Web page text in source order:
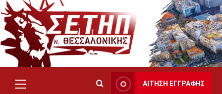
Skip
to
content
Primary
ΑΙΤΗΣΗ ΕΓΓΡΑΦΗΣ